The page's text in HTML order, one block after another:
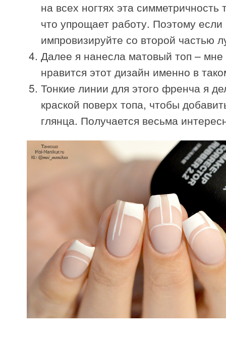
на всех ногтях эта симметричность
что упрощает работу. Поэтому если
импровизируйте со второй частью
Далее я нанесла матовый топ – мне
нравится этот дизайн именно в
Тонкие линии для этого френча я
краской поверх топа, чтобы
глянца. Получается весьма